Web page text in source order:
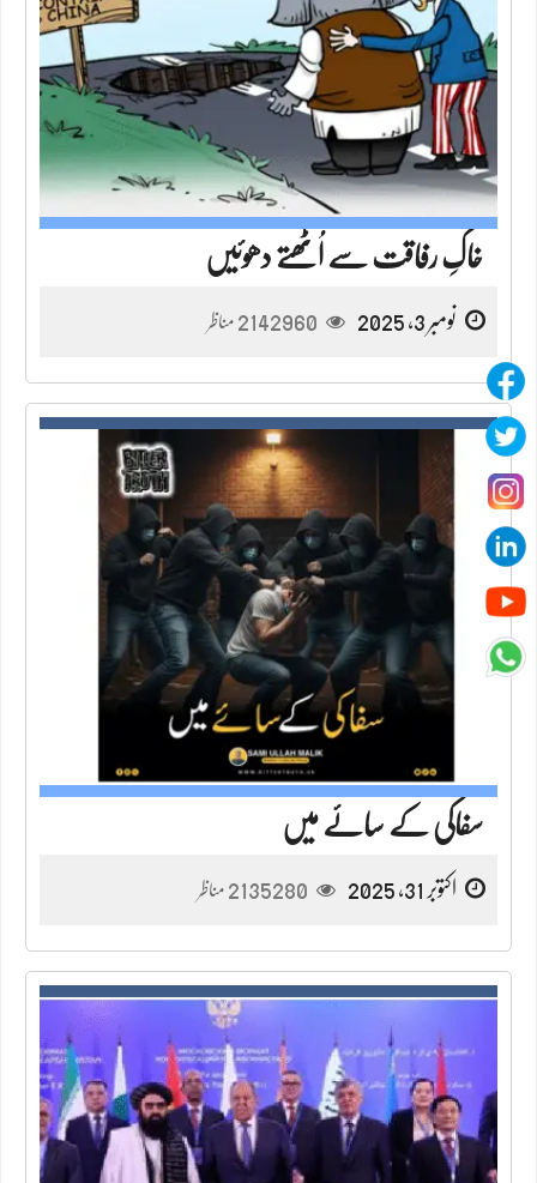
خاکِ رفاقت سے اُٹھتے دھوئیں
نومبر 3, 2025 2142960 مناظر
سفاکی کے سائے میں
اکتوبر 31, 2025 2135280 مناظر